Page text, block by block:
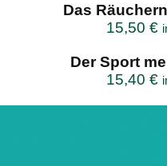
Das
15,50 €
Der Sport
15,40 €